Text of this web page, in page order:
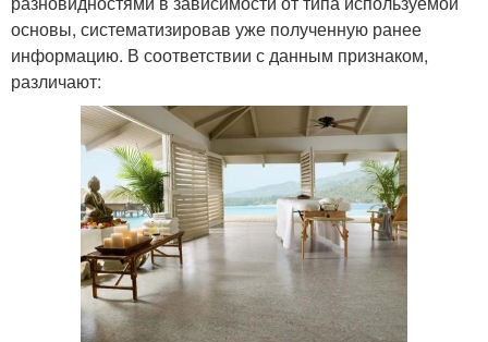
основы, систематизировав уже полученную ранее
информацию. В соответствии с данным признаком,
различают: